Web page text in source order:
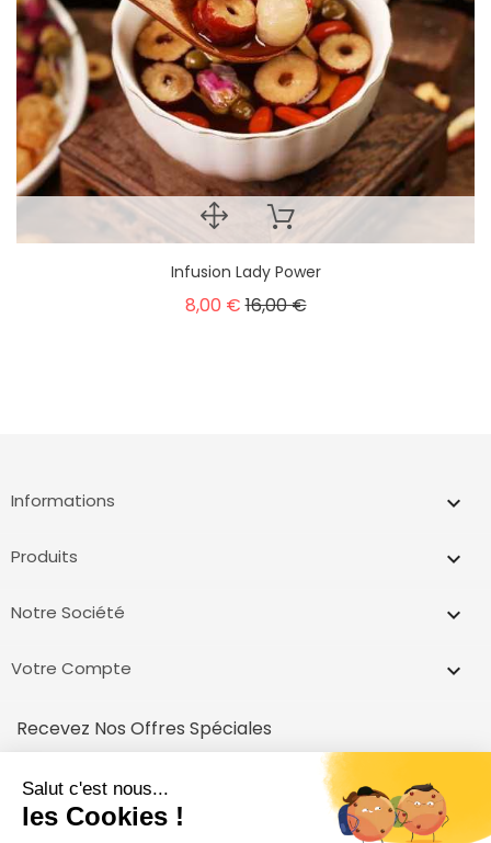
Infusion Lady Power
8,00 €16,00 €
Informations keyboard_arrow_down
Produits 
Notre Société 
Votre Compte 
Recevez Nos Offres Spéciales
inscrivez vous et recevez un code pour votre première achat!
Vous pouvez vous désinscrire à tout moment.